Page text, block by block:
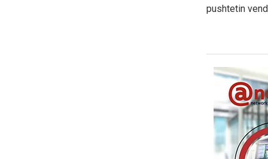
pushtetin